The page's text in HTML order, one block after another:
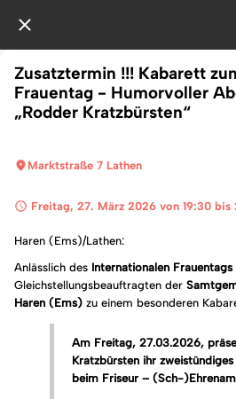
Zusatztermin !!! Kabarett
Frauentag - Humorvoller
„Rodder Kratzbürsten“
Marktstraße 7 Lathen
Freitag, 27. März 2026 von 19:30 bis
Haren (Ems)/Lathen:
Anlässlich des Internationalen Frauentags
Gleichstellungsbeauftragten der
Haren (Ems) zu einem besonderen
Am Freitag, 27.03.2026,
Kratzbürsten ihr
beim Friseur – (Sch-